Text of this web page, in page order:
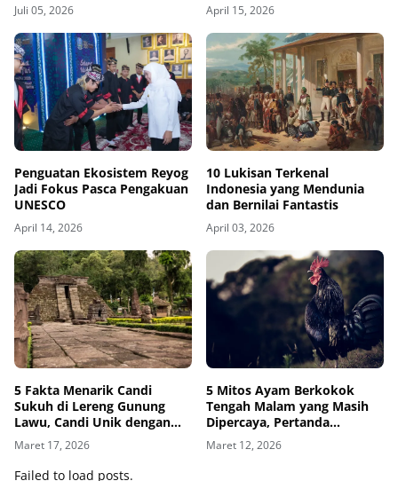
Juli 05, 2026 April 15, 2026
Penguatan Ekosistem Reyog
Jadi Fokus Pasca Pengakuan
UNESCO
April 14, 2026
10 Lukisan Terkenal
Indonesia yang Mendunia
dan Bernilai Fantastis
April 03, 2026
5 Fakta Menarik Candi
Sukuh di Lereng Gunung
Lawu, Candi Unik dengan
Relief Kontroversial
Maret 17, 2026
5 Mitos Ayam Berkokok
Tengah Malam yang Masih
Dipercaya, Pertanda
Makhluk Halus?
Maret 12, 2026
Failed to load posts.